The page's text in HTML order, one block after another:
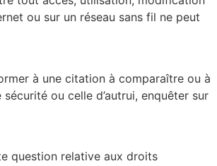
ou sur un réseau sans fil ne peut
à une citation à comparaître ou à
ou celle d’autrui, enquêter sur
question relative aux droits